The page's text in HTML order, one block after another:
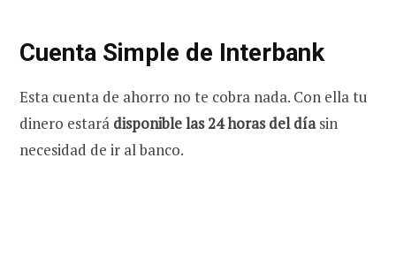
Cuenta Simple de Interbank
Esta cuenta de ahorro no te cobra nada. Con ella tu
dinero estará disponible las 24 horas del díasin
necesidad de ir al banco.